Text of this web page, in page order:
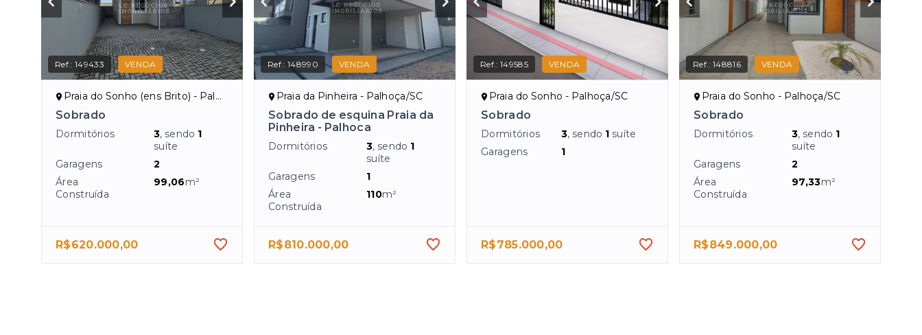
Ref.:149433 VENDA
Praia do Sonho (ens Brito) - Palhoça/SC
Sobrado
Dormitórios 3, sendo 1
suíte
Garagens
2
Área
Construída
99,06m²
R$620.000,00
Ref.:148990 VENDA
Praia da Pinheira - Palhoça/SC
Sobrado de esquina Praia da
Pinheira - Palhoca
Dormitórios 3, sendo 1
suíte
Garagens
1
Área
Construída
110m²
R$810.000,00
Ref.:149585 VENDA
Praia do Sonho - Palhoça/SC
Sobrado
Dormitórios 3, sendo 1 suíte
Garagens
1
R$785.000,00
Ref.:148816 VENDA
Praia do Sonho - Palhoça/SC
Sobrado
Dormitórios 3, sendo 1
suíte
Garagens
2
Área
Construída
97,33m²
R$849.000,00